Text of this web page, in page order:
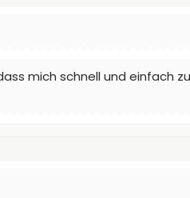
mich schnell und einfach